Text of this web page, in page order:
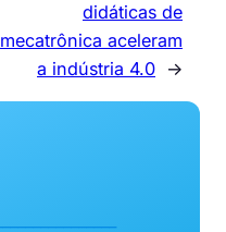
didáticas de
mecatrônica aceleram
a indústria 4.0 →